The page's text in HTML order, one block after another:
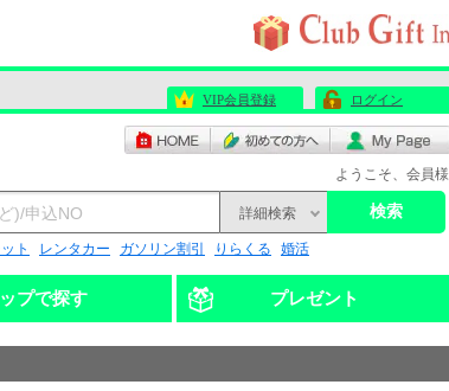
VIP会員登録 ログイン
ようこそ、会員様
詳細検索 検索
ト レンタカー ガソリン割引 りらくる 婚活
プで探す プレゼント